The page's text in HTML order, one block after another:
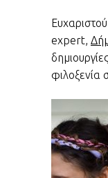
expert,
φιλοξενία